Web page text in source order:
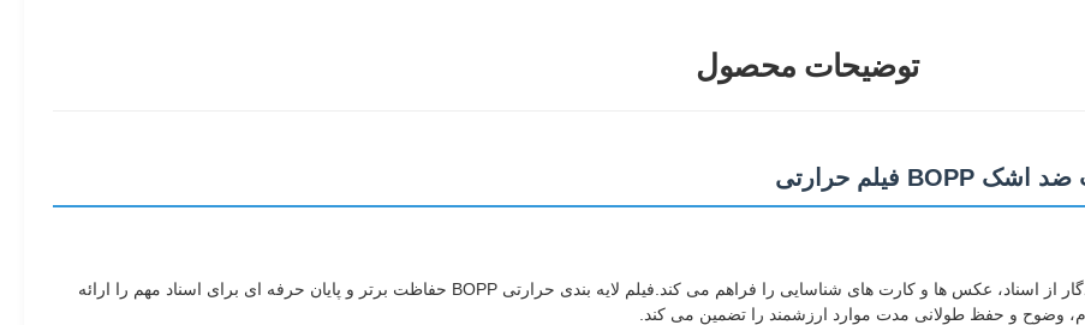
توضیحات محصول
فیلم لامیناسیون صنعتی پس از چاپ ضد آب درجه یک که حفاظت ماندگار از اسناد، عکس ها و کارت های شناسایی را فراهم می کند.فیلم لایه بندی حرارتی BOPP حفاظت برتر و پایان حرفه ای برای اسناد مهم را ارائه
وضوح و حفظ طولانی مدت موارد ارزشمند را تضمین می کند.